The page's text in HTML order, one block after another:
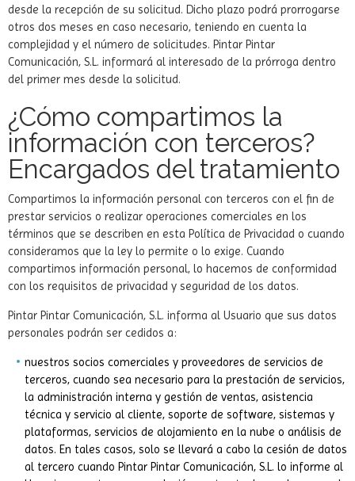
desde la recepción de su solicitud. Dicho plazo podrá prorrogarse
otros dos meses en caso necesario, teniendo en cuenta la
complejidad y el número de solicitudes. Pintar Pintar
Comunicación, S.L. informará al interesado de la prórroga dentro
del primer mes desde la solicitud.
¿Cómo compartimos la
información con terceros?
Encargados del tratamiento
Compartimos la información personal con terceros con el fin de
prestar servicios o realizar operaciones comerciales en los
términos que se describen en esta Política de Privacidad o cuando
consideramos que la ley lo permite o lo exige. Cuando
compartimos información personal, lo hacemos de conformidad
con los requisitos de privacidad y seguridad de los datos.
Pintar Pintar Comunicación, S.L. informa al Usuario que sus datos
personales podrán ser cedidos a:
nuestros socios comerciales y proveedores de servicios de
terceros, cuando sea necesario para la prestación de servicios,
la administración interna y gestión de ventas, asistencia
técnica y servicio al cliente, soporte de software, sistemas y
plataformas, servicios de alojamiento en la nube o análisis de
datos. En tales casos, solo se llevará a cabo la cesión de datos
al tercero cuando Pintar Pintar Comunicación, S.L. lo informe al